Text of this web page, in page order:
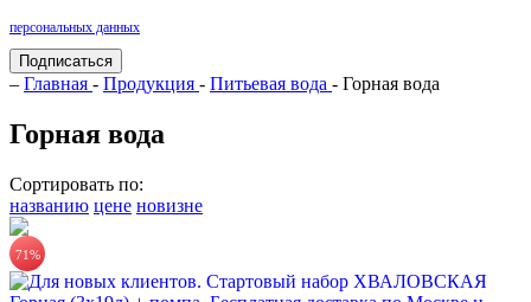
персональных данных
Подписаться
– Главная - Продукция - Питьевая вода - Горная вода
Горная вода
Сортировать по:
названию цене новизне
71%